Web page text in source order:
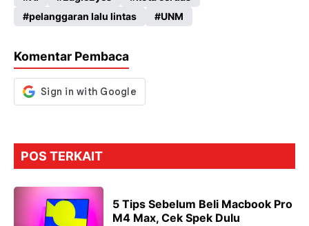
o
k
A
p
a
n
er
pelanggaran lalu lintas
UNM
Komentar Pembaca
POS TERKAIT
5 Tips Sebelum Beli Macbook Pro
M4 Max, Cek Spek Dulu